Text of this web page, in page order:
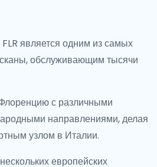
является одним из самых
обслуживающим тысячи
с различными
направлениями, делая
узлом в Италии.
европейских